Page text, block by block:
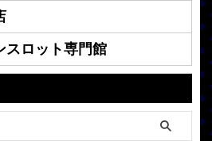
スロット専門館